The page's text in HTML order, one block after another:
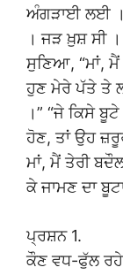
ਅੰਗੜਾਈ ਲਈ ।
। ਜੜ ਖ਼ੁਸ਼ ਸੀ
ਸੁਣਿਆ, “ਮਾਂ, ਮੈਂ
ਹੁਣ ਮੇਰੇ ਪੱਤੇ ਤੇ
।” “ਜੇ ਕਿਸੇ
ਹੋਣ, ਤਾਂ ਉਹ
ਮਾਂ, ਮੈਂ ਤੇਰੀ
ਕੇ ਜਾਮਣ ਦਾ
ਪ੍ਰਸ਼ਨ 1.
ਕੌਣ ਵਧ-ਫੁੱਲ